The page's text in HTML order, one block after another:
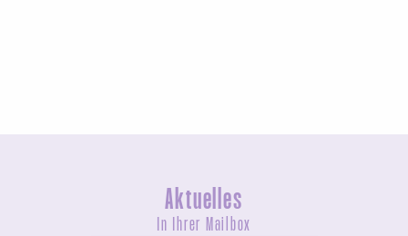
Aktuelles
In Ihrer Mailbox